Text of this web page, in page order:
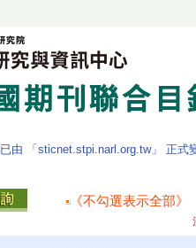
由 「sticnet.stpi.narl.org.tw」 正
《不勾選表示全部》